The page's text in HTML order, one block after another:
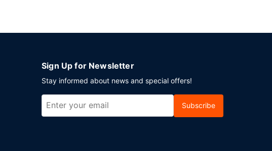
Sign Up for Newsletter
Stay informed about news and special offers!
Subscribe